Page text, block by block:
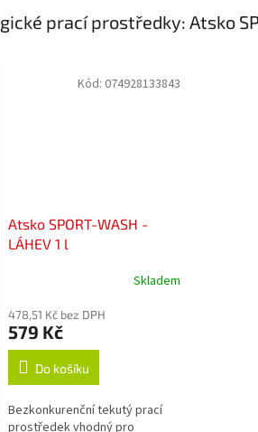
prací prostředky: Atsko
Atsko SPORT-WASH -
LÁHEV 1 l
Skladem
478,51 Kč bez DPH
579 Kč
Do košíku
Bezkonkurenční tekutý prací
prostředek vhodný pro
Kód: 074928133843